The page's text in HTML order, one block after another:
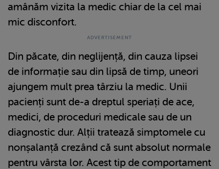
amânăm vizita la medic chiar de la cel mai
mic disconfort.
Din păcate, din neglijență, din cauza lipsei
de informație sau din lipsă de timp, uneori
ajungem mult prea târziu la medic. Unii
pacienți sunt de-a dreptul speriați de ace,
medici, de proceduri medicale sau de un
diagnostic dur. Alții tratează simptomele cu
nonșalanță crezând că sunt absolut normale
pentru vârsta lor. Acest tip de comportament